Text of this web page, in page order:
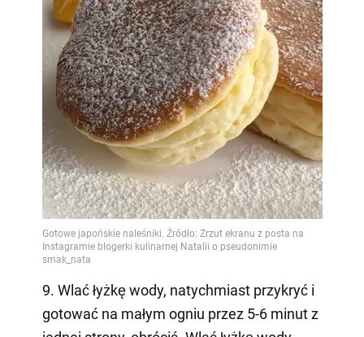
9. Wlać łyżkę wody, natychmiast przykryć i
gotować na małym ogniu przez 5-6 minut z